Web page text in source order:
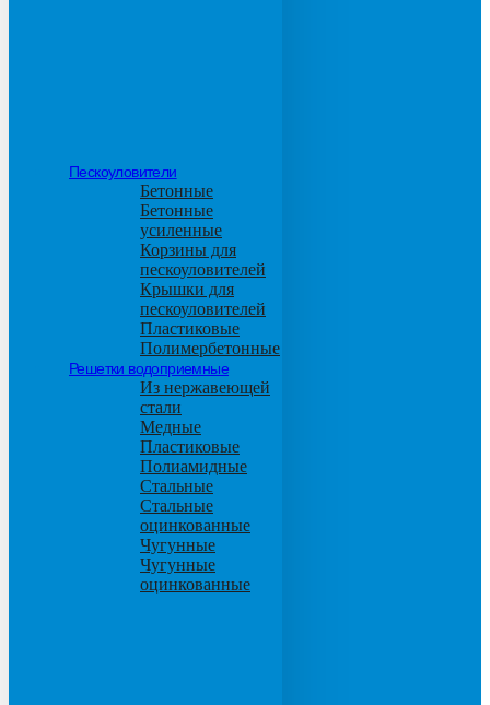
Пескоуловители
Бетонные
Бетонные
усиленные
Корзины для
пескоуловителей
Крышки для
пескоуловителей
Пластиковые
Полимербетонные
Решетки водоприемные
Из нержавеющей
стали
Медные
Пластиковые
Полиамидные
Стальные
Стальные
оцинкованные
Чугунные
Чугунные
оцинкованные